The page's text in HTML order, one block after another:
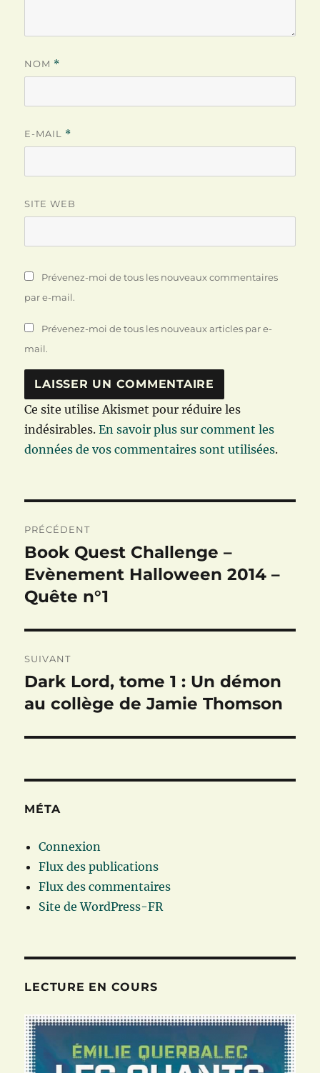
NOM *
E-MAIL *
SITE WEB
Prévenez-moi de tous les nouveaux commentaires
par e-mail.
Prévenez-moi de tous les nouveaux articles par e-
mail.
Ce site utilise Akismet pour réduire les
indésirables.En savoir plus sur comment les
données de vos commentaires sont utilisées.
de
l’article
PRÉCÉDENT
Publication
précédente :
Book Quest Challenge –
Evènement Halloween 2014 –
Quête n°1
SUIVANT
Publication
suivante :
Dark Lord, tome 1 : Un démon
au collège de Jamie Thomson
MÉTA
Connexion
Flux des publications
Flux des commentaires
Site de WordPress-FR
LECTURE EN COURS